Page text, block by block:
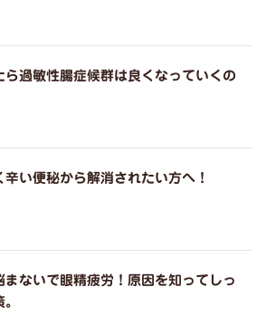
ら過敏性腸症候群は良くなっていくの
辛い便秘から解消されたい方へ！
まないで眼精疲労！原因を知ってしっ